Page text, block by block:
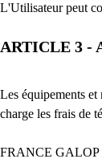
L'Utilisateur peut
ARTICLE 3 -
Les équipements
charge les frais de
FRANCE GALOP